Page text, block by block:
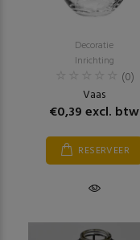
Decoratie
Inrichting
(0)
Vaas
€0,39 excl. btw
RESERVEER